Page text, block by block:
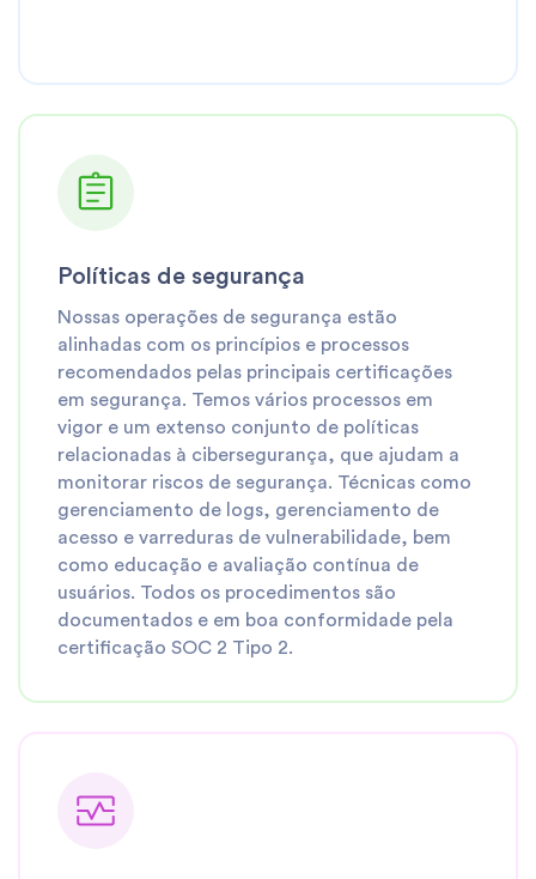
Políticas de segurança
Nossas operações de segurança estão
alinhadas com os princípios e processos
recomendados pelas principais certificações
em segurança. Temos vários processos em
vigor e um extenso conjunto de políticas
relacionadas à cibersegurança, que ajudam a
monitorar riscos de segurança. Técnicas como
gerenciamento de logs, gerenciamento de
acesso e varreduras de vulnerabilidade, bem
como educação e avaliação contínua de
usuários. Todos os procedimentos são
documentados e em boa conformidade pela
certificação SOC 2 Tipo 2.